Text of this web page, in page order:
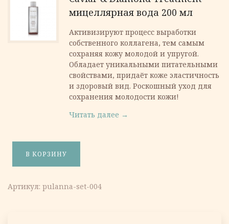
мицеллярная вода 200 мл
Активизируют процесс выработки
собственного коллагена, тем самым
сохраняя кожу молодой и упругой.
Обладает уникальными питательными
свойствами, придаёт коже эластичность
и здоровый вид. Роскошный уход для
сохранения молодости кожи!
Читать далее →
В КОРЗИНУ
Артикул: pulanna-set-004